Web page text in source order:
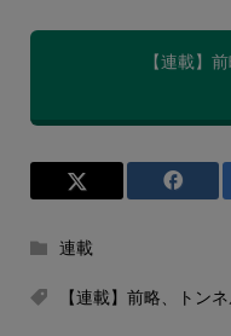
【連載】
連載
【連載】前略、トン